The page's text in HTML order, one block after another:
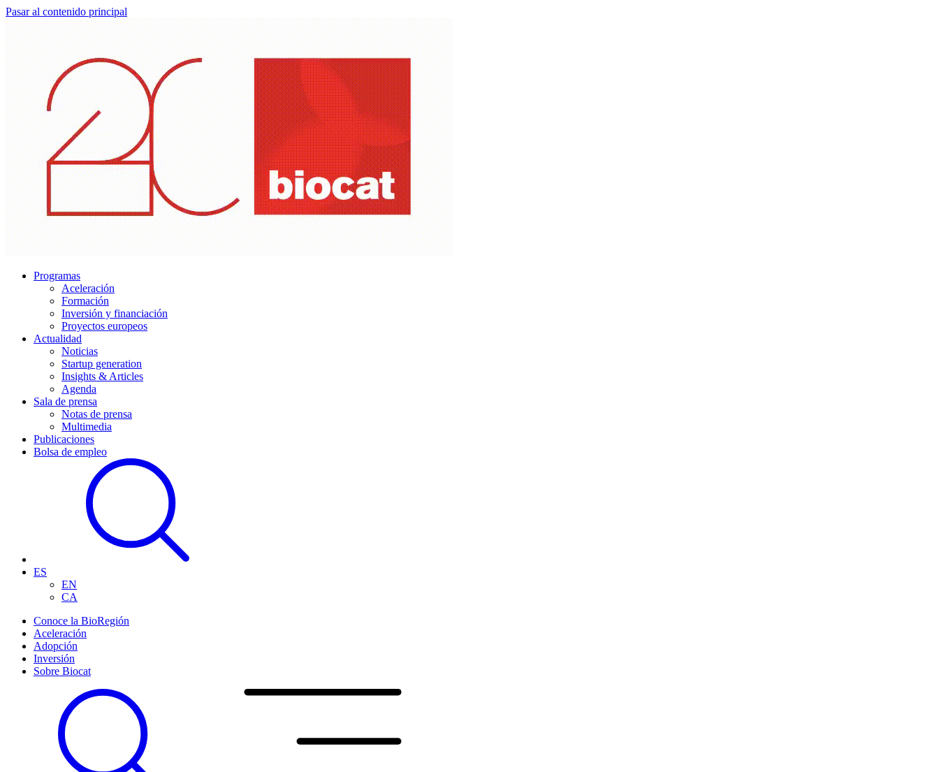
Pasar al contenido principal
Programas
Aceleración
Formación
Inversión y financiación
Proyectos europeos
Actualidad
Noticias
Startup generation
Insights & Articles
Agenda
Sala de prensa
Notas de prensa
Multimedia
Publicaciones
Bolsa de empleo
ES
EN
CA
Conoce la BioRegión
Aceleración
Adopción
Inversión
Sobre Biocat